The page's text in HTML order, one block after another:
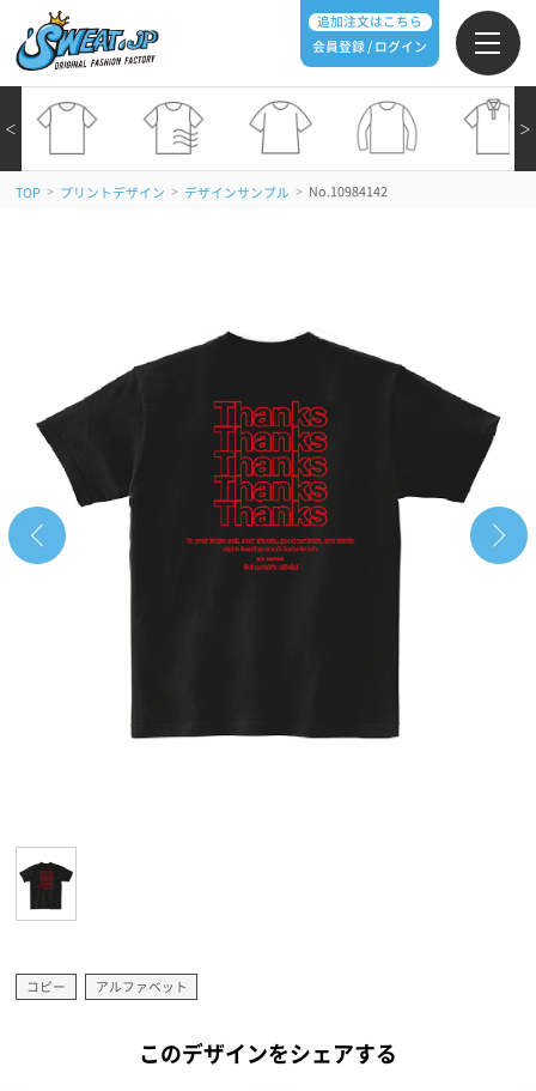
追加注文はこちら
会員登録 / ログイン
＞
＜
TOP > プリントデザイン > デザインサンプル > No.10984142
コピー アルファベット
このデザインをシェアする